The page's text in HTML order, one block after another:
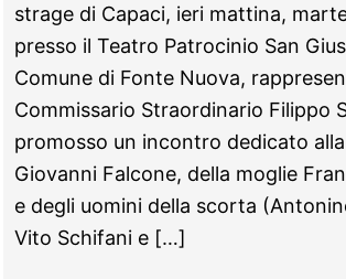
strage di Capaci, ieri mattina,
presso il Teatro Patrocinio San
Comune di Fonte Nuova,
Commissario Straordinario Filippo
promosso un incontro dedicato
Giovanni Falcone, della moglie
e degli uomini della scorta
Vito Schifani e […]